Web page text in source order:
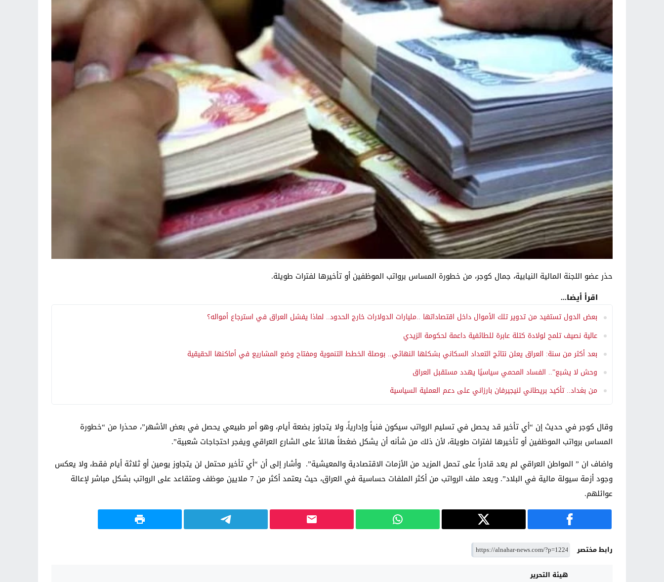
حذر عضو اللجنة المالية النيابية، جمال كوجر، من خطورة المساس برواتب الموظفين أو تأخيرها لفترات طويلة.
اقرأ أيضا...
بعض الدول تستفيد من تدوير تلك الأموال داخل اقتصاداتها ..مليارات الدولارات خارج الحدود.. لماذا يفشل العراق في استرجاع أمواله؟
عالية نصيف تلمح لولادة كتلة عابرة للطائفية داعمة لحكومة الزيدي
بعد أكثر من سنة: العراق يعلن نتائج التعداد السكاني بشكلها النهائي.. بوصلة الخطط التنموية ومفتاح وضع المشاريع في أماكنها الحقيقية
وحش لا يشبع”.. الفساد المحمي سياسيًا يهدد مستقبل العراق
من بغداد.. تأكيد بريطاني لنيجيرفان بارزاني على دعم العملية السياسية
وقال كوجر في حديث إن “أي تأخير قد يحصل في تسليم الرواتب سيكون فنياً وإدارياً، ولا يتجاوز بضعة أيام، وهو أمر طبيعي يحصل في بعض الأشهر”، محذرا من “خطورة
المساس برواتب الموظفين أو تأخيرها لفترات طويلة، لأن ذلك من شأنه أن يشكل ضغطاً هائلاً على الشارع العراقي ويفجر احتجاجات شعبية”.
واضاف ان ” المواطن العراقي لم يعد قادراً على تحمل المزيد من الأزمات الاقتصادية والمعيشية”. وأشار إلى أن “أي تأخير محتمل لن يتجاوز يومين أو ثلاثة أيام فقط، ولا يعكس
وجود أزمة سيولة مالية في البلاد”. ويعد ملف الرواتب من أكثر الملفات حساسية في العراق، حيث يعتمد أكثر من 7 ملايين موظف ومتقاعد على الرواتب بشكل مباشر لإعالة
عوائلهم.
رابط مختصر
هيئة التحرير